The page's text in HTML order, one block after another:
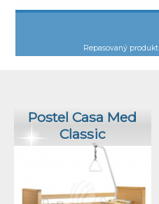
Repasovaný produkt
Postel Casa Med
Classic